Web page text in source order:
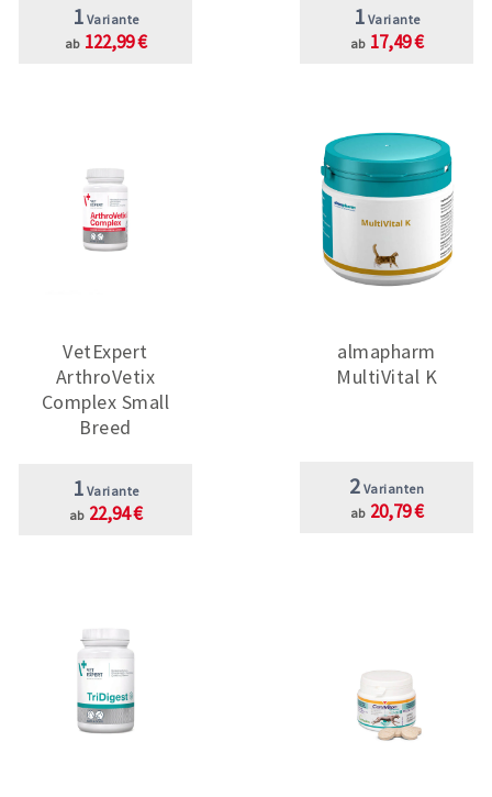
1 Variante
ab 122,99 €
1 Variante
ab 17,49 €
VetExpert
ArthroVetix
Complex Small
Breed
1 Variante
ab 22,94 €
almapharm
MultiVital K
2 Varianten
ab 20,79 €